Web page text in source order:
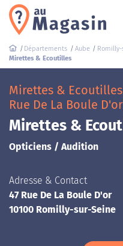
Départements Aube
Mirettes & Ecoutilles
Mirettes &
Rue De La Boule
Mirettes &
Opticiens / Audition
Adresse & Contact
47 Rue De La Boule D'or
10100 Romilly-sur-Seine